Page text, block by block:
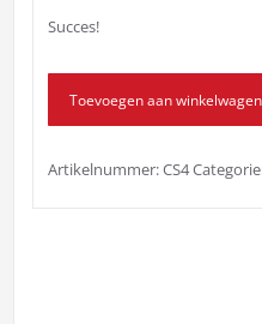
Succes!
Toevoegen aan winkelwagen
Artikelnummer:CS4